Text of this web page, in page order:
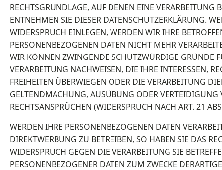
RECHTSGRUNDLAGE, AUF DENEN EINE VERARBEITUNG
ENTNEHMEN SIE DIESER DATENSCHUTZERKLÄRUNG.
WIDERSPRUCH EINLEGEN, WERDEN WIR IHRE
PERSONENBEZOGENEN DATEN NICHT MEHR
WIR KÖNNEN ZWINGENDE SCHUTZWÜRDIGE GRÜNDE
VERARBEITUNG NACHWEISEN, DIE IHRE INTERESSEN,
FREIHEITEN ÜBERWIEGEN ODER DIE VERARBEITUNG
GELTENDMACHUNG, AUSÜBUNG ODER VERTEIDIGUNG
RECHTSANSPRÜCHEN (WIDERSPRUCH NACH ART. 21
WERDEN IHRE PERSONENBEZOGENEN DATEN
DIREKTWERBUNG ZU BETREIBEN, SO HABEN SIE DAS
WIDERSPRUCH GEGEN DIE VERARBEITUNG SIE
PERSONENBEZOGENER DATEN ZUM ZWECKE